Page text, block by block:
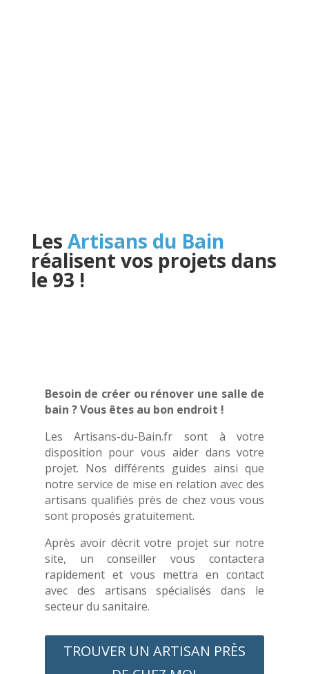
Les Artisans du Bain
réalisent vos projets dans
le 93 !
Besoin de créer ou rénover une salle de
bain ? Vous êtes au bon endroit !
Les Artisans-du-Bain.fr sont à votre
disposition pour vous aider dans votre
projet. Nos différents guides ainsi que
notre service de mise en relation avec des
artisans qualifiés près de chez vous vous
sont proposés gratuitement.
Après avoir décrit votre projet sur notre
site, un conseiller vous contactera
rapidement et vous mettra en contact
avec des artisans spécialisés dans le
secteur du sanitaire.
TROUVER UN ARTISAN PRÈS